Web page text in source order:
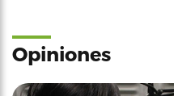
Opiniones